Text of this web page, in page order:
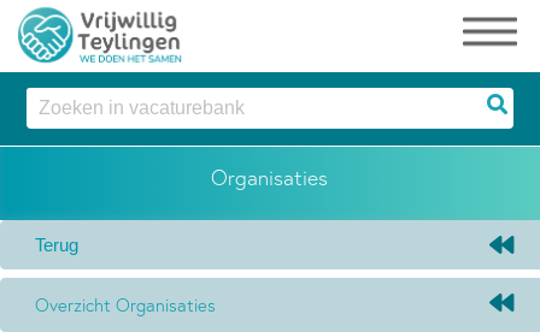
Organisaties
Overzicht Organisaties